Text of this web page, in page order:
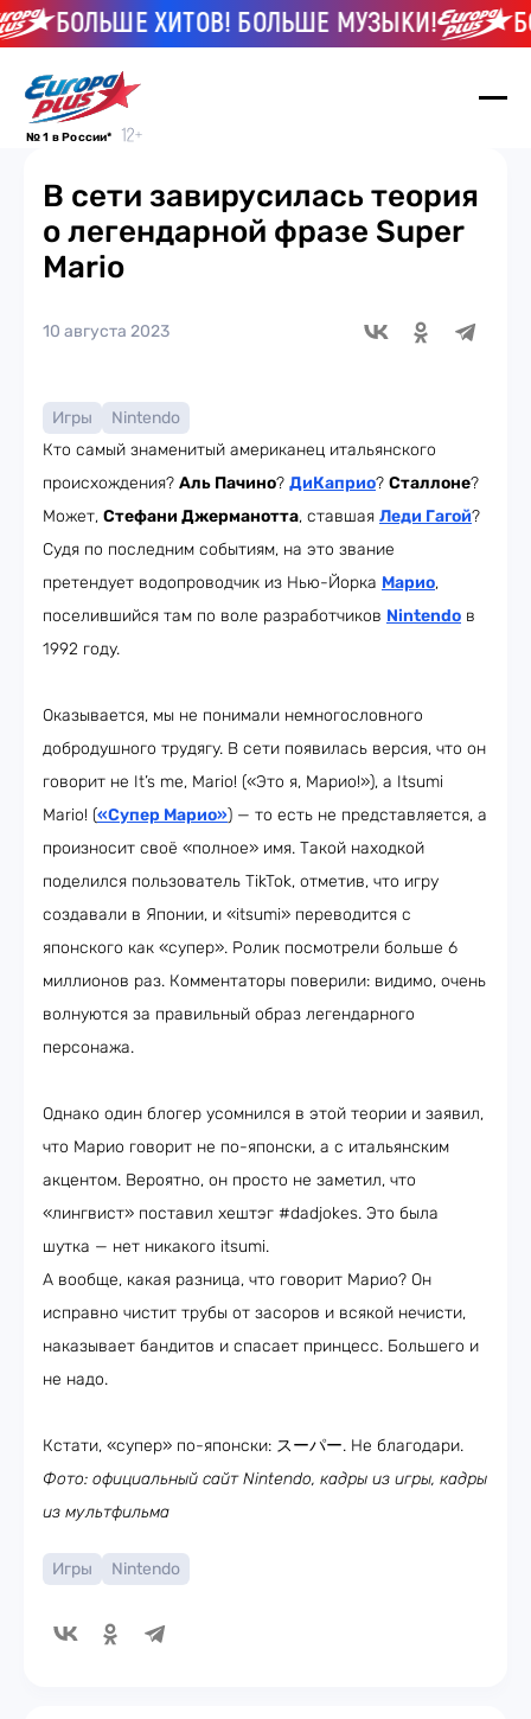
БОЛЬШЕ ХИТОВ! БОЛЬШЕ МУЗЫКИ!
№ 1 в России*
В сети завирусилась теория
о легендарной фразе Super
Mario
10 августа 2023
Игры
Nintendo
Кто самый знаменитый американец итальянского
происхождения? Аль Пачино? ДиКаприо? Сталлоне?
Может, Стефани Джерманотта, ставшая Леди Гагой?
Судя по последним событиям, на это звание
претендует водопроводчик из Нью-Йорка Марио,
поселившийся там по воле разработчиков Nintendo в
1992 году.
Оказывается, мы не понимали немногословного
добродушного трудягу. В сети появилась версия, что он
говорит не It’s me, Mario! («Это я, Марио!»), а Itsumi
Mario! («Супер Марио») — то есть не представляется, а
произносит своё «полное» имя. Такой находкой
поделился пользователь TikTok, отметив, что игру
создавали в Японии, и «itsumi» переводится с
японского как «супер». Ролик посмотрели больше 6
миллионов раз. Комментаторы поверили: видимо, очень
волнуются за правильный образ легендарного
персонажа.
Однако один блогер усомнился в этой теории и заявил,
что Марио говорит не по-японски, а с итальянским
акцентом. Вероятно, он просто не заметил, что
«лингвист» поставил хештэг #dadjokes. Это была
шутка — нет никакого itsumi.
А вообще, какая разница, что говорит Марио? Он
исправно чистит трубы от засоров и всякой нечисти,
наказывает бандитов и спасает принцесс. Большего и
не надо.
Кстати, «супер» по-японски: スーパー. Не благодари.
Фото: официальный сайт Nintendo, кадры из игры, кадры
из мультфильма
Игры Nintendo